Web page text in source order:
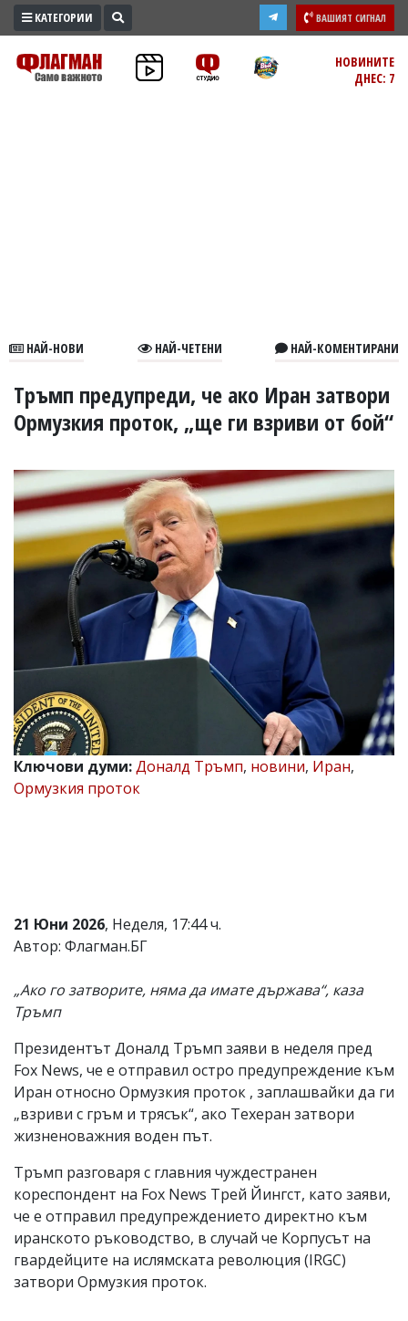
ПРОМО
ЗОНА
В
УКРАЙНА
СПОРТ
РАЗСЛЕДВАНЕ
БИЗНЕС
ЮГ
Управители:
v.vasilev@flagman.bg
Касабова,
k.kassabova@flagman.bg
Главен
редактор:
Иван
Колев,
email:
от
и
носи
отговорност
тях!
Ако
откриете
обиден
за
вас
моля
сигнализирайте
ни!
КАТЕГОРИИ ВАШИЯТ СИГНАЛ
НОВИНИТЕ
ДНЕС: 7
НАЙ-НОВИ НАЙ-ЧЕТЕНИ НАЙ-КОМЕНТИРАНИ
Тръмп предупреди, че ако Иран затвори
Ормузкия проток, „ще ги взриви от бой“
Ключови думи:Доналд Тръмп, новини, Иран,
Ормузкия проток
21 Юни 2026, Неделя, 17:44 ч.
Автор: Флагман.БГ
„Ако го затворите, няма да имате държава“, каза
Тръмп
Президентът Доналд Тръмп заяви в неделя пред
Fox News, че е отправил остро предупреждение към
Иран относно Ормузкия проток , заплашвайки да ги
„взриви с гръм и трясък“, ако Техеран затвори
жизненоважния воден път.
Тръмп разговаря с главния чуждестранен
кореспондент на Fox News Трей Йингст, като заяви,
че е отправил предупреждението директно към
иранското ръководство, в случай че Корпусът на
гвардейците на ислямската революция (IRGC)
затвори Ормузкия проток.